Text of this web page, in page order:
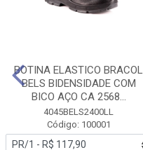
BOTINA ELASTICO BRACOL
BELS BIDENSIDADE COM
BICO AÇO CA 2568...
4045BELS2400LL
Código: 100001